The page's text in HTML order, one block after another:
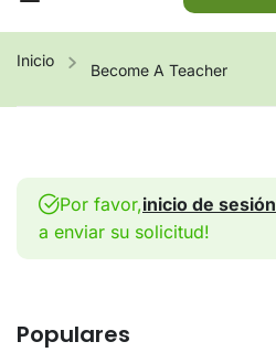
Inicio
Become A Teacher
Por favor,inicio de sesión
a enviar su solicitud!
Populares